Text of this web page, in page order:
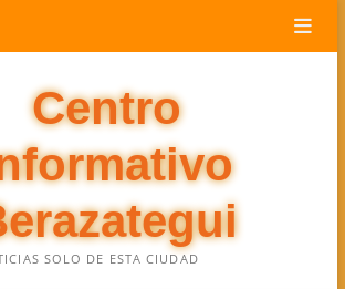
Centro
SOLO DE ESTA CIUDAD